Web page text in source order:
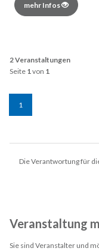
mehr Infos
2 Veranstaltungen
Seite 1von 1
1
Die Verantwortung für
Veranstaltung
Sie sind Veranstalter und